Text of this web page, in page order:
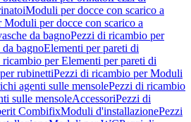
Moduli per docce con scarico a
per docce con scarico a
da bagnoPezzi di ricambio per
bagnoElementi per pareti di
ricambio per Elementi per pareti di
rubinettiPezzi di ricambio per Moduli
agenti sulle mensolePezzi di ricambio
sulle mensoleAccessoriPezzi di
CombifixModuli d'installazionePezzi